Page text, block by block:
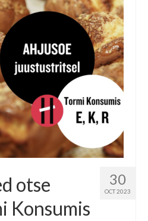
30
OCT 2023
otse
Konsumis